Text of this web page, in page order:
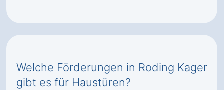
Welche Förderungen in Roding Kager
gibt es für Haustüren?